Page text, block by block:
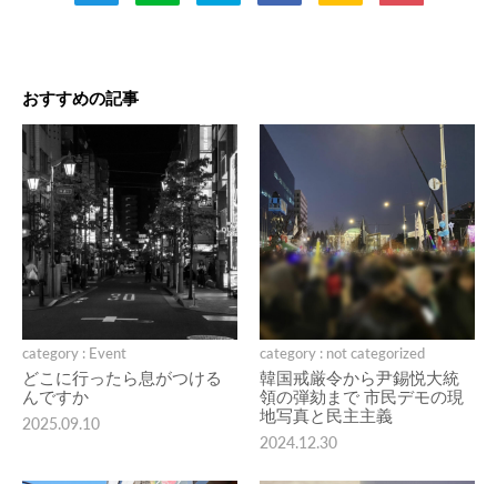
おすすめの記事
category : Event
どこに行ったら息がつける
んですか
2025.09.10
category : not categorized
韓国戒厳令から尹錫悦大統
領の弾劾まで 市民デモの現
地写真と民主主義
2024.12.30